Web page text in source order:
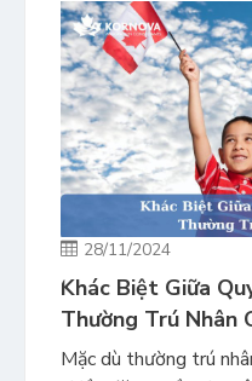
28/11/2024
Khác Biệt Giữa
Thường Trú Nhân
Mặc dù thường trú